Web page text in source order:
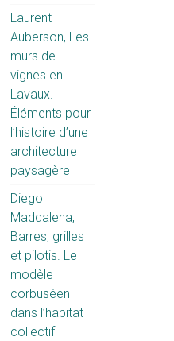
Laurent
Auberson, Les
murs de
vignes en
Lavaux.
Éléments pour
l’histoire d’une
architecture
paysagère
Diego
Maddalena,
Barres, grilles
et pilotis. Le
modèle
corbuséen
dans l’habitat
collectif